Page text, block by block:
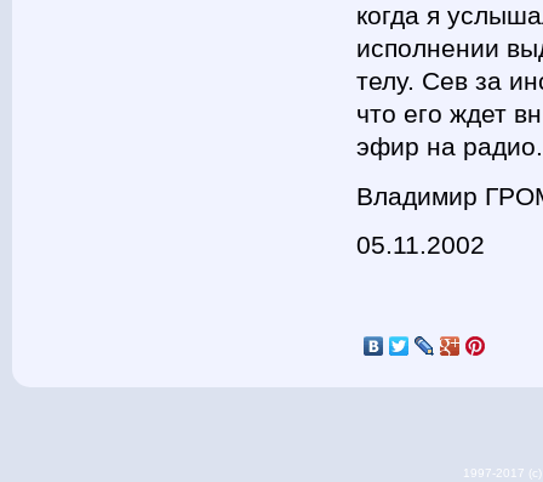
когда я
исполнении
телу. Сев за
что его ждет
эфир на
Владимир
05.11.2002
1997-2017